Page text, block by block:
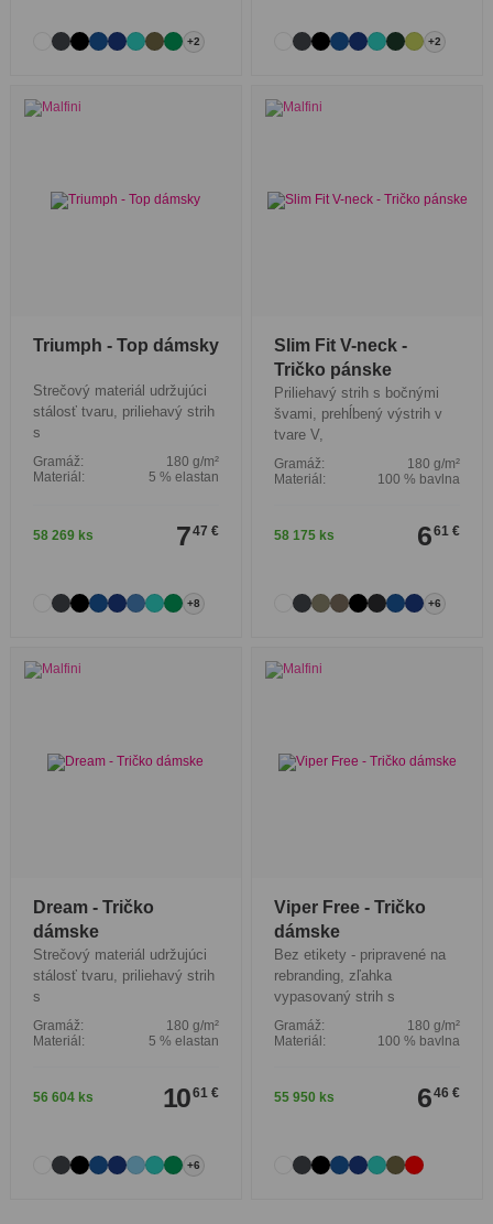
+2 +2
Triumph - Top dámsky
Strečový materiál udržujúci
stálosť tvaru, priliehavý strih
s
Gramáž:
180 g/m²
Materiál:
5 % elastan
58 269 ks 7 47 €
+8
Slim Fit V-neck -
Tričko pánske
Priliehavý strih s bočnými
švami, prehĺbený výstrih v
tvare V,
Gramáž:
180 g/m²
Materiál:
100 % bavlna
58 175 ks 6 61 €
+6
Dream - Tričko
dámske
Strečový materiál udržujúci
stálosť tvaru, priliehavý strih
s
Gramáž:
180 g/m²
Materiál:
5 % elastan
56 604 ks 10 61 €
+6
Viper Free - Tričko
dámske
Bez etikety - pripravené na
rebranding, zľahka
vypasovaný strih s
Gramáž:
180 g/m²
Materiál:
100 % bavlna
55 950 ks 6 46 €